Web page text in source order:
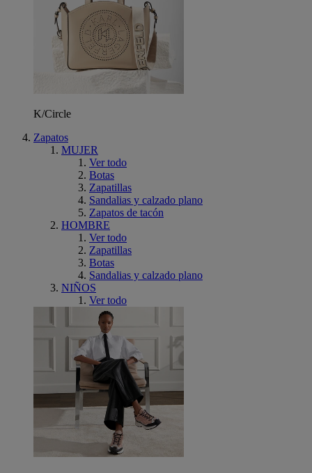
K/Circle
Zapatos
MUJER
Ver todo
Botas
Zapatillas
Sandalias y calzado plano
Zapatos de tacón
HOMBRE
Ver todo
Zapatillas
Botas
Sandalias y calzado plano
NIÑOS
Ver todo